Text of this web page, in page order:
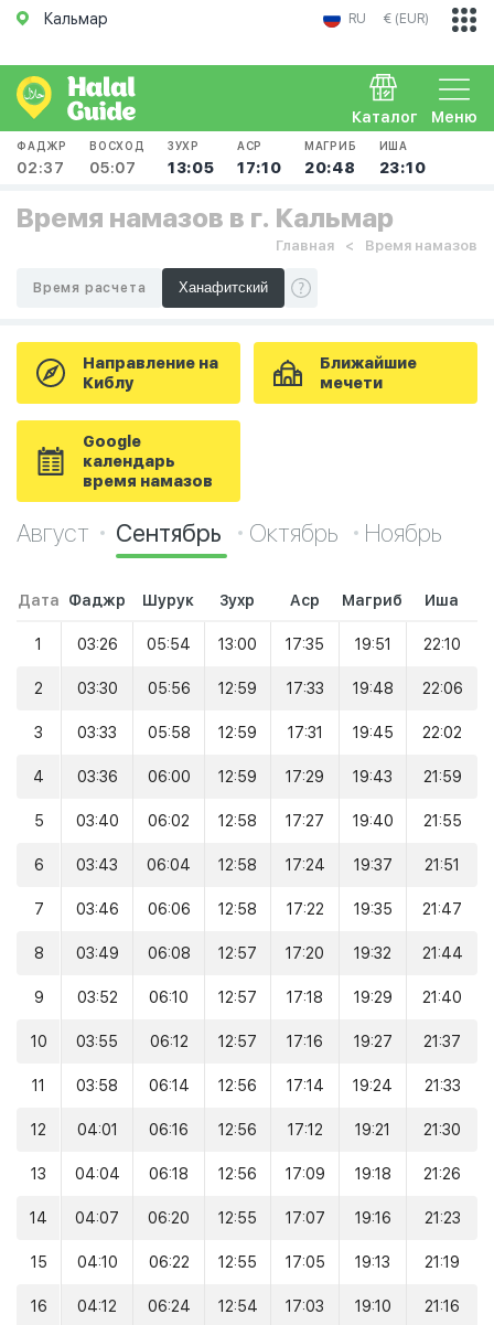
Кальмар RU € (EUR)
Меню
Каталог
ФАДЖР
02:37
ВОСХОД
05:07
ЗУХР
13:05
АСР
17:10
МАГРИБ
20:48
ИША
23:10
Время намазов в г. Кальмар
Главная Время намазов
Время расчета
Направление на
Киблу
Ближайшие
мечети
Google
календарь
время намазов
Август Сентябрь Октябрь Ноябрь
Дата Фаджр Шурук Зухр Аср Магриб Иша
1 03:26 05:54 13:00 17:35 19:51 22:10
2 03:30 05:56 12:59 17:33 19:48 22:06
3 03:33 05:58 12:59 17:31 19:45 22:02
4 03:36 06:00 12:59 17:29 19:43 21:59
5 03:40 06:02 12:58 17:27 19:40 21:55
6 03:43 06:04 12:58 17:24 19:37 21:51
7 03:46 06:06 12:58 17:22 19:35 21:47
8 03:49 06:08 12:57 17:20 19:32 21:44
9 03:52 06:10 12:57 17:18 19:29 21:40
10 03:55 06:12 12:57 17:16 19:27 21:37
11 03:58 06:14 12:56 17:14 19:24 21:33
12 04:01 06:16 12:56 17:12 19:21 21:30
13 04:04 06:18 12:56 17:09 19:18 21:26
14 04:07 06:20 12:55 17:07 19:16 21:23
15 04:10 06:22 12:55 17:05 19:13 21:19
16 04:12 06:24 12:54 17:03 19:10 21:16